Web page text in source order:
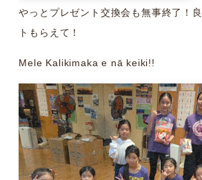
やっとプレゼント交換会も無事終了！
トもらえて！
Mele Kalikimaka e nā keiki!!